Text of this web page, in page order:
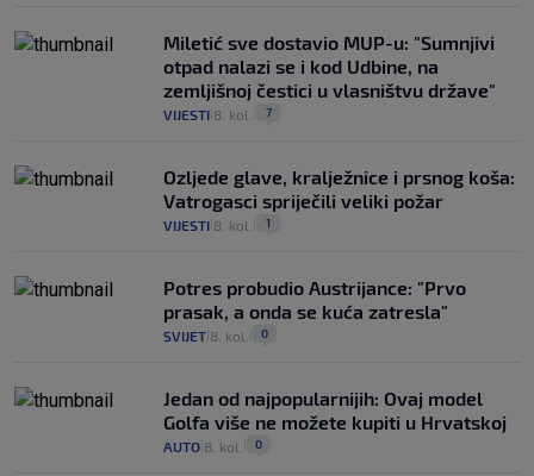
Miletić sve dostavio MUP-u: "Sumnjivi
otpad nalazi se i kod Udbine, na
zemljišnoj čestici u vlasništvu države"
VIJESTI 8. kol. 7
Ozljede glave, kralježnice i prsnog koša:
Vatrogasci spriječili veliki požar
VIJESTI 8. kol. 1
Potres probudio Austrijance: "Prvo
prasak, a onda se kuća zatresla"
SVIJET 8. kol. 0
Jedan od najpopularnijih: Ovaj model
Golfa više ne možete kupiti u Hrvatskoj
AUTO 8. kol. 0